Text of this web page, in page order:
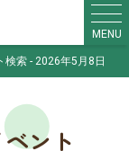
MENU
検索 - 2026年5月8日
ント